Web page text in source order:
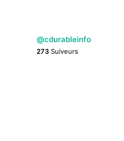
@cdurableinfo
273 Suiveurs